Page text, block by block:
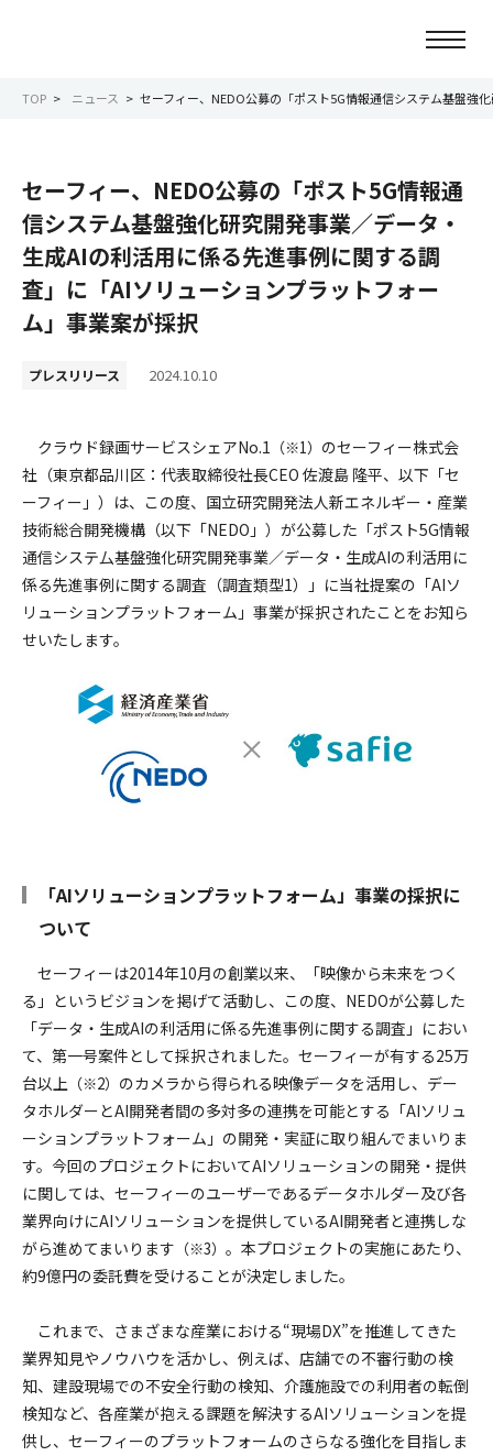
会社情報
事業紹介
サービス紹介
サステナビリティ
IR情報
採用情報
TOP ニュース セーフィー、NEDO公募の「ポスト5G情報通信システム基盤強
セーフィー、NEDO公募の「ポスト5G情報通
信システム基盤強化研究開発事業／データ・
生成AIの利活用に係る先進事例に関する調
査」に「AIソリューションプラットフォー
ム」事業案が採択
プレスリリース 2024.10.10
クラウド録画サービスシェアNo.1 （※1） のセーフィー株式会
社（東京都品川区：代表取締役社長CEO 佐渡島 隆平、以下「セ
ーフィー」）は、この度、国立研究開発法人新エネルギー・産業
技術総合開発機構（以下「NEDO」）が公募した「ポスト5G情報
通信システ厶基盤強化研究開発事業／データ・生成AIの利活用に
係る先進事例に関する調査（調査類型1）」に当社提案の「AIソ
リューションプラットフォーム」事業が採択されたことをお知ら
せいたします。
「AIソリューションプラットフォーム」事業の採択に
ついて
セーフィーは2014年10月の創業以来、「映像から未来をつく
る」というビジョンを掲げて活動し、この度、NEDOが公募した
「データ・生成AIの利活用に係る先進事例に関する調査」におい
て、第一号案件として採択されました。セーフィーが有する25万
台以上 （※2） のカメラから得られる映像データを活用し、デー
タホルダーとAI開発者間の多対多の連携を可能とする「AIソリュ
ーションプラットフォーム」の開発・実証に取り組んでまいりま
す。今回のプロジェクトにおいてAIソリューションの開発・提供
に関しては、セーフィーのユーザーであるデータホルダー及び各
業界向けにAIソリューションを提供しているAI開発者と連携しな
がら進めてまいります （※3） 。本プロジェクトの実施にあたり、
約9億円の委託費を受けることが決定しました。
これまで、さまざまな産業における“現場DX”を推進してきた
業界知見やノウハウを活かし、例えば、店舗での不審行動の検
知、建設現場での不安全行動の検知、介護施設での利用者の転倒
検知など、各産業が抱える課題を解決するAIソリューションを提
供し、セーフィーのプラットフォームのさらなる強化を目指しま